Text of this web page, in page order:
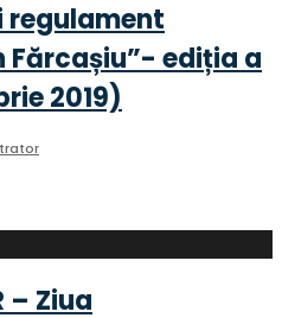
regulament
Fărcașiu”- ediția a
2019)
– Ziua